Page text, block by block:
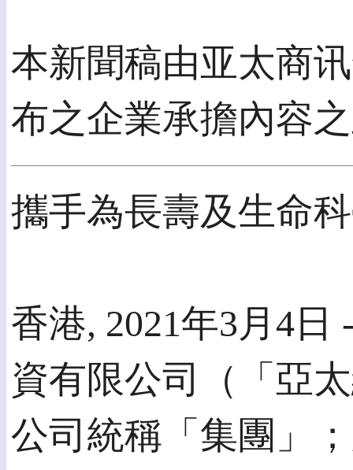
本新聞稿由亚太商
布之企業承擔內容
攜手為長壽及生命
香港, 2021年3月4
資有限公司（「亞
公司統稱「集團」